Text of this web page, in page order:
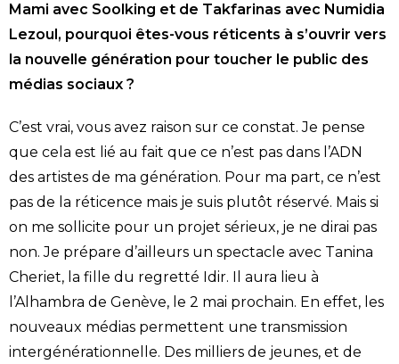
Mami avec Soolking et de Takfarinas avec Numidia
Lezoul, pourquoi êtes-vous réticents à s’ouvrir vers
la nouvelle génération pour toucher le public des
médias sociaux ?
C’est vrai, vous avez raison sur ce constat. Je pense
que cela est lié au fait que ce n’est pas dans l’ADN
des artistes de ma génération. Pour ma part, ce n’est
pas de la réticence mais je suis plutôt réservé. Mais si
on me sollicite pour un projet sérieux, je ne dirai pas
non. Je prépare d’ailleurs un spectacle avec Tanina
Cheriet, la fille du regretté Idir. Il aura lieu à
l’Alhambra de Genève, le 2 mai prochain. En effet, les
nouveaux médias permettent une transmission
intergénérationnelle. Des milliers de jeunes, et de